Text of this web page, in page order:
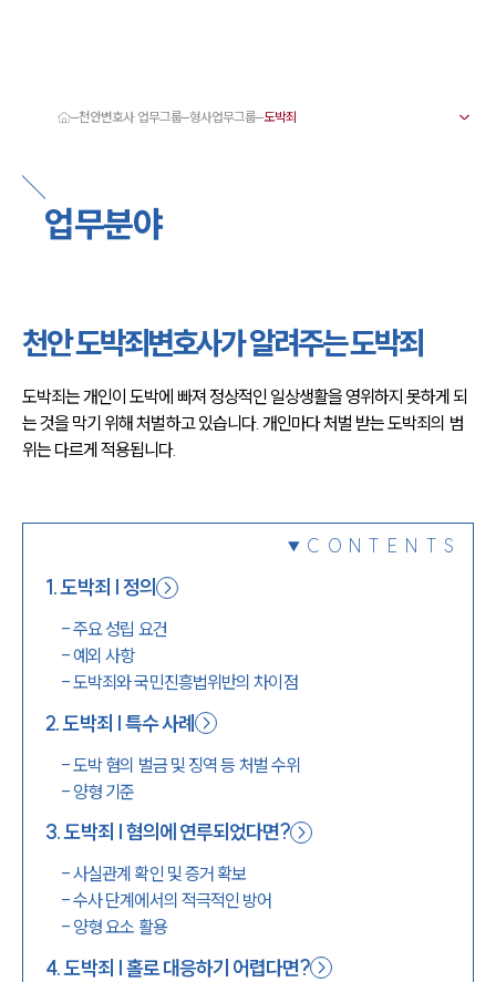
서울·대전·천안변호사
천안형사전문변호사
천안이혼전문변호사
천안학교폭력변호사
천안변호사 주요 업무사례
천안 분사무소 오시는 길
채용정보
천안변호사 업무그룹 형사업무그룹
업무분야
천안 도박죄변호사가 알려주는 도박죄
도박죄는 개인이 도박에 빠져 정상적인 일상생활을 영위하지 못하게 되
는 것을 막기 위해 처벌하고 있습니다. 개인마다 처벌 받는 도박죄의 범
위는 다르게 적용됩니다.
CONTENTS
1.도박죄 | 정의
-주요 성립 요건
- 예외 사항
-도박죄와 국민진흥법위반의 차이점
2.도박죄 | 특수 사례
-도박 혐의 벌금 및 징역 등 처벌 수위
- 양형 기준
3.도박죄 | 혐의에 연루되었다면?
-사실관계 확인 및 증거 확보
-수사 단계에서의 적극적인 방어
- 양형 요소 활용
4.도박죄 | 홀로 대응하기 어렵다면?